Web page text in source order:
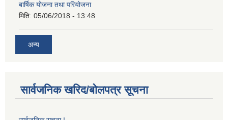
बार्षिक योजना तथा परियोजना
मिति: 05/06/2018 - 13:48
अन्य
सार्वजनिक खरिद/बोलपत्र सूचना